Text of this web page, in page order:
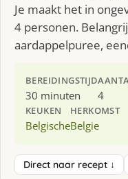
Je maakt het in
4 personen.
aardappelpuree,
BEREIDINGSTIJD
30 minuten 4
KEUKEN
Belgische
HERKOMST
Belgie
Direct naar recept ↓